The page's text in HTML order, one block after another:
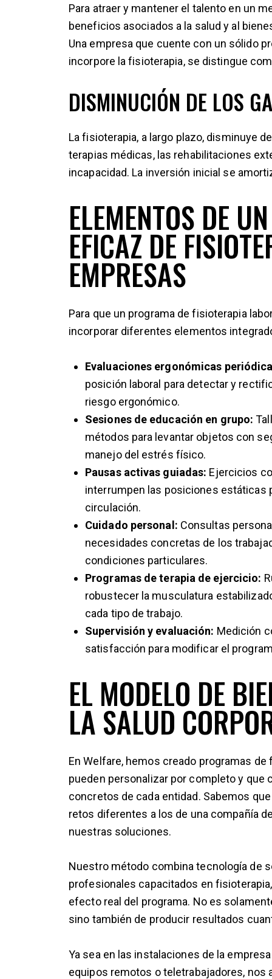
Para atraer y mantener el talento en un
beneficios asociados a la salud y al
Una empresa que cuente con un sólido
incorpore la fisioterapia, se distingue
DISMINUCIÓN DE LOS
La fisioterapia, a largo plazo, disminuye
terapias médicas, las rehabilitaciones
incapacidad. La inversión inicial se
ELEMENTOS DE
EFICAZ DE
EMPRESAS
Para que un programa de fisioterapia
incorporar diferentes elementos
Evaluaciones ergonómicas
posición laboral para detectar y
riesgo ergonómico.
Sesiones de educación en grupo:
métodos para levantar objetos con
manejo del estrés físico.
Pausas activas guiadas: Ejercicios
interrumpen las posiciones estáticas
circulación.
Cuidado personal: Consultas
necesidades concretas de los
condiciones particulares.
Programas de terapia de ejercicio:
robustecer la musculatura
cada tipo de trabajo.
Supervisión y evaluación: Medición
satisfacción para modificar el
EL MODELO DE
LA SALUD
En Welfare, hemos creado programas
pueden personalizar por completo y
concretos de cada entidad. Sabemos
retos diferentes a los de una compañía
nuestras soluciones.
Nuestro método combina tecnología de
profesionales capacitados en
efecto real del programa. No es
sino también de producir resultados
Ya sea en las instalaciones de la
equipos remotos o teletrabajadores, nos